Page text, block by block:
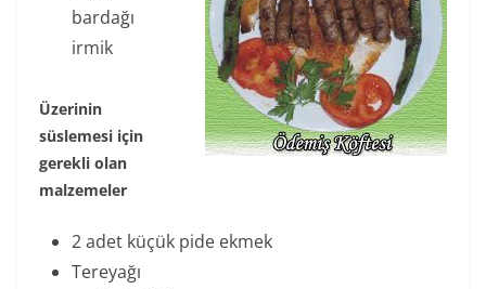
bardağı
irmik
Üzerinin
süslemesi için
gerekli olan
malzemeler
2 adet küçük pide ekmek
Tereyağı